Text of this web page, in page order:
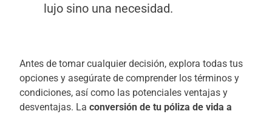
lujo sino una necesidad.
Antes de tomar cualquier decisión, explora todas tus
opciones y asegúrate de comprender los términos y
condiciones, así como las potenciales ventajas y
desventajas. Laconversión de tu póliza de vida a